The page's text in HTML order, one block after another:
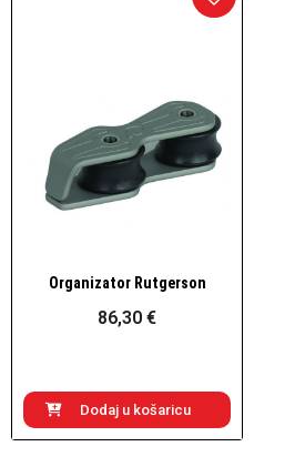
Brzi pogled
Organizator Rutgerson
86,30 €
Dodaj u košaricu